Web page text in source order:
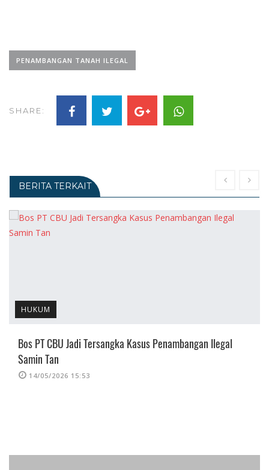
PENAMBANGAN TANAH ILEGAL
SHARE:
BERITA TERKAIT
HUKUM
Bos PT CBU Jadi Tersangka Kasus Penambangan Ilegal
Samin Tan
14/05/2026 15:53